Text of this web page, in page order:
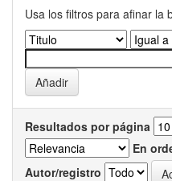
Usa los filtros para afinar la
Resultados por página
En
Autor/registro